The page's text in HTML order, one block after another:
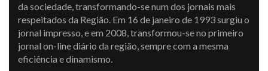
da sociedade, transformando-se num dos jornais mais
respeitados da Região. Em 16 de janeiro de 1993 surgiu o
jornal impresso, e em 2008, transformou-se no primeiro
jornal on-line diário da região, sempre com a mesma
eficiência e dinamismo.